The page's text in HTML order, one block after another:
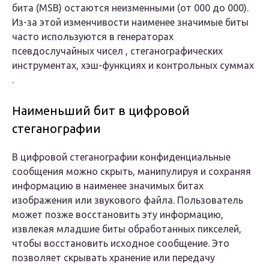
бита (MSB) остаются неизменными (от 000 до 000).
Из-за этой изменчивости наименее значимые биты
часто используются в генераторах
псевдослучайных чисел , стеганографических
инструментах, хэш-функциях и контрольных суммах
.
Наименьший бит в цифровой
стеганографии
В цифровой стеганографии конфиденциальные
сообщения можно скрыть, манипулируя и сохраняя
информацию в наименее значимых битах
изображения или звукового файла. Пользователь
может позже восстановить эту информацию,
извлекая младшие биты обработанных пикселей,
чтобы восстановить исходное сообщение. Это
позволяет скрывать хранение или передачу